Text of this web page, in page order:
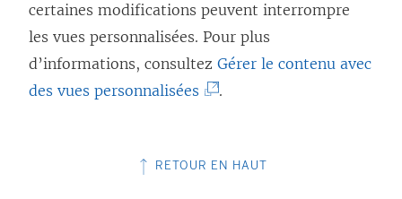
certaines modifications peuvent interrompre
les vues personnalisées. Pour plus
d’informations, consultez Gérer le contenu avec
des vues personnalisées
l
.
RETOUR EN HAUT